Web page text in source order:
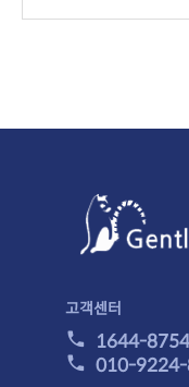
고객센터
1644-8754
010-